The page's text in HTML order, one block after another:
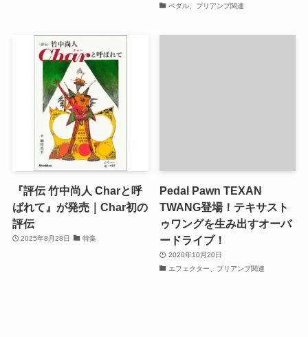
ペダル、プリアンプ関連
『評伝 竹中尚人 Charと呼
ばれて』が発売｜Char初の
評伝
2025年8月28日 特集
Pedal Pawn TEXAN
TWANG登場！テキサスト
ゥワングを生み出すオーバ
ードライブ！
2020年10月20日
エフェクター、プリアンプ関連